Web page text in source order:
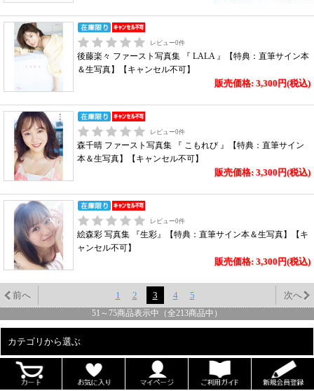
レビュー0件
後藤楽々 ファースト写真集 『 LALA 』【特典：直筆サイン本
＆生写真】【キャンセル不可】
販売価格: 3,300円(税込)
レビュー0件
森千晴 ファースト写真集 『 こもれび 』【特典：直筆サイン
本＆生写真】【キャンセル不可】
販売価格: 3,300円(税込)
レビュー0件
絵森彩 写真集 『生彩』【特典：直筆サイン本＆生写真】【キ
ャンセル不可】
販売価格: 3,300円(税込)
前へ 1 2 3 4 5 次へ
51 ～ 75商品表示中（全213商品中）
カテゴリから選ぶ
ALL
男性写真集